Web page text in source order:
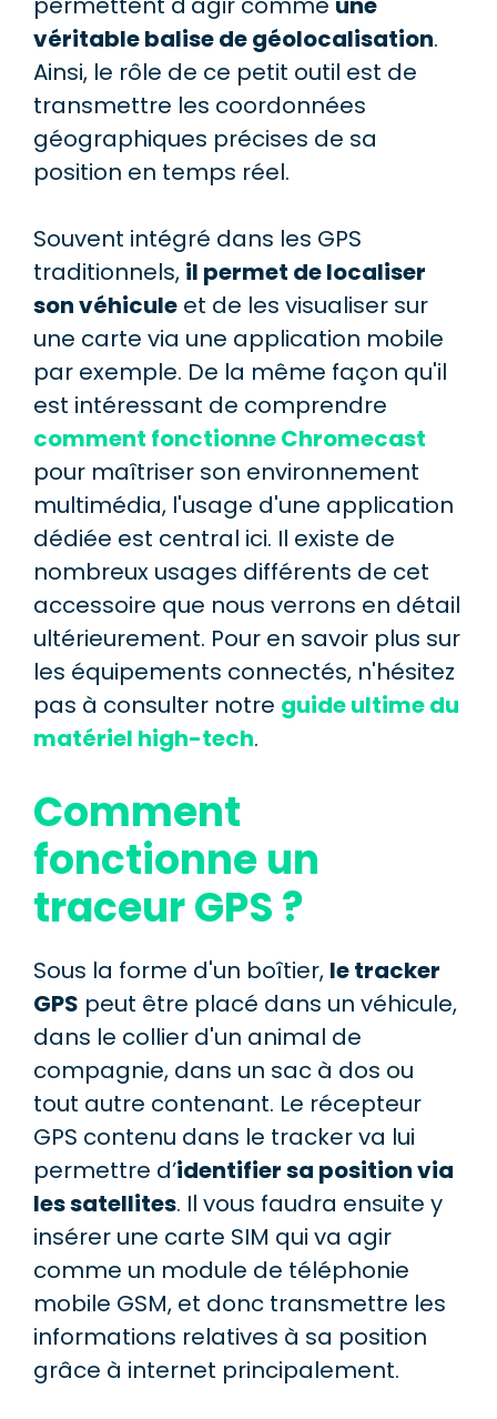
véritable balise de géolocalisation.
Ainsi, le rôle de ce petit outil est de
transmettre les coordonnées
géographiques précises de sa
position en temps réel.
Souvent intégré dans les GPS
traditionnels, il permet de localiser
son véhicule et de les visualiser sur
une carte via une application mobile
par exemple. De la même façon qu'il
est intéressant de comprendre
comment fonctionne Chromecast
pour maîtriser son environnement
multimédia, l'usage d'une application
dédiée est central ici. Il existe de
nombreux usages différents de cet
accessoire que nous verrons en détail
ultérieurement. Pour en savoir plus sur
les équipements connectés, n'hésitez
pas à consulter notre guide ultime du
matériel high-tech.
Comment
fonctionne un
traceur GPS ?
Sous la forme d'un boîtier, le tracker
GPS peut être placé dans un véhicule,
dans le collier d'un animal de
compagnie, dans un sac à dos ou
tout autre contenant. Le récepteur
GPS contenu dans le tracker va lui
permettre d’identifier sa position via
les satellites. Il vous faudra ensuite y
insérer une carte SIM qui va agir
comme un module de téléphonie
mobile GSM, et donc transmettre les
informations relatives à sa position
grâce à internet principalement.